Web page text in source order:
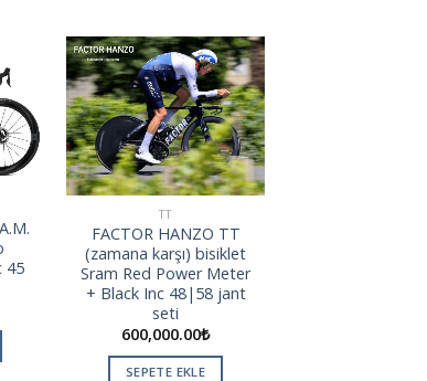
to
45
Add to
wishlist
TT
FACTOR HANZO TT
(zamana karşı) bisiklet
Sram Red Power Meter
+ Black Inc 48|58 jant
seti
600,000.00₺
SEPETE EKLE